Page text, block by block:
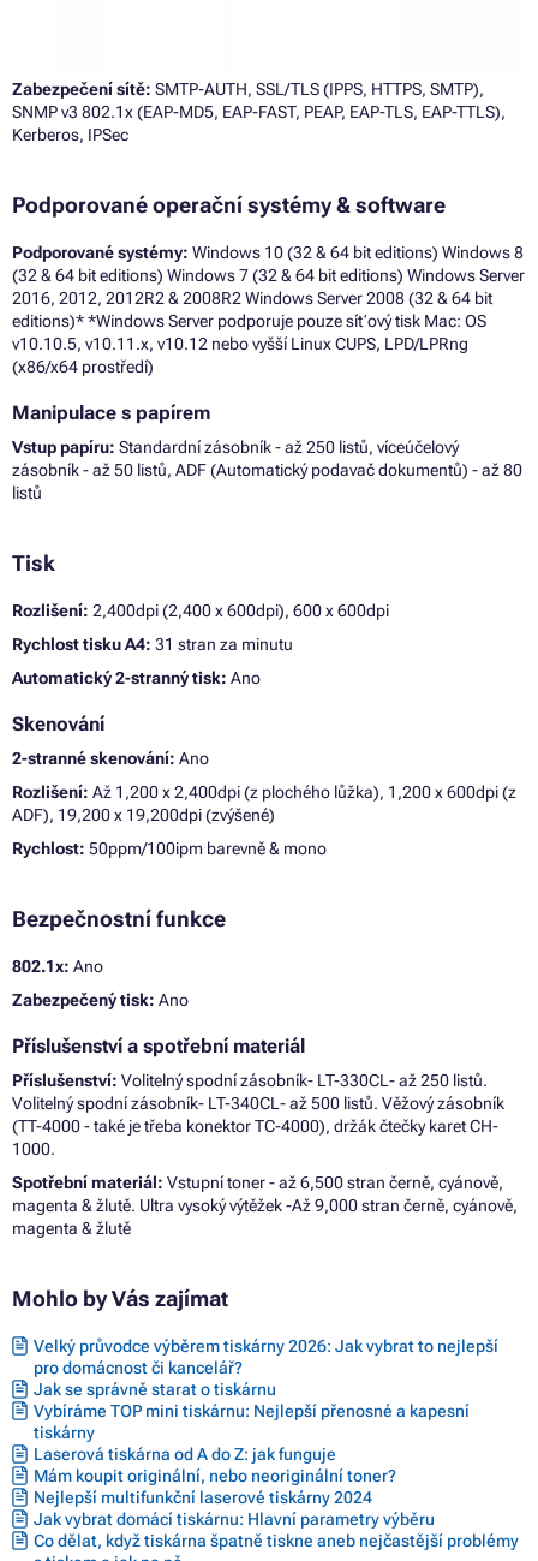
Zabezpečení sítě: SMTP-AUTH, SSL/TLS (IPPS, HTTPS, SMTP),
SNMP v3 802.1x (EAP-MD5, EAP-FAST, PEAP, EAP-TLS, EAP-TTLS),
Kerberos, IPSec
Podporované operační systémy & software
Podporované systémy: Windows 10 (32 & 64 bit editions) Windows 8
(32 & 64 bit editions) Windows 7 (32 & 64 bit editions) Windows Server
2016, 2012, 2012R2 & 2008R2 Windows Server 2008 (32 & 64 bit
editions)* *Windows Server podporuje pouze síťový tisk Mac: OS
v10.10.5, v10.11.x, v10.12 nebo vyšší Linux CUPS, LPD/LPRng
(x86/x64 prostředí)
Manipulace s papírem
Vstup papíru: Standardní zásobník - až 250 listů, víceúčelový
zásobník - až 50 listů, ADF (Automatický podavač dokumentů) - až 80
listů
Tisk
Rozlišení: 2,400dpi (2,400 x 600dpi), 600 x 600dpi
Rychlost tisku A4: 31 stran za minutu
Automatický 2-stranný tisk: Ano
Skenování
2-stranné skenování: Ano
Rozlišení: Až 1,200 x 2,400dpi (z plochého lůžka), 1,200 x 600dpi (z
ADF), 19,200 x 19,200dpi (zvýšené)
Rychlost: 50ppm/100ipm barevně & mono
Bezpečnostní funkce
802.1x: Ano
Zabezpečený tisk: Ano
Příslušenství a spotřební materiál
Příslušenství: Volitelný spodní zásobník- LT-330CL- až 250 listů.
Volitelný spodní zásobník- LT-340CL- až 500 listů. Věžový zásobník
(TT-4000 - také je třeba konektor TC-4000), držák čtečky karet CH-
1000.
Spotřební materiál: Vstupní toner - až 6,500 stran černě, cyánově,
magenta & žlutě. Ultra vysoký výtěžek -Až 9,000 stran černě, cyánově,
magenta & žlutě
Mohlo by Vás zajímat
Velký průvodce výběrem tiskárny 2026: Jak vybrat to nejlepší
pro domácnost či kancelář?
Jak se správně starat o tiskárnu
Vybíráme TOP mini tiskárnu: Nejlepší přenosné a kapesní
tiskárny
Laserová tiskárna od A do Z: jak funguje
Mám koupit originální, nebo neoriginální toner?
Nejlepší multifunkční laserové tiskárny 2024
Jak vybrat domácí tiskárnu: Hlavní parametry výběru
Co dělat, když tiskárna špatně tiskne aneb nejčastější problémy